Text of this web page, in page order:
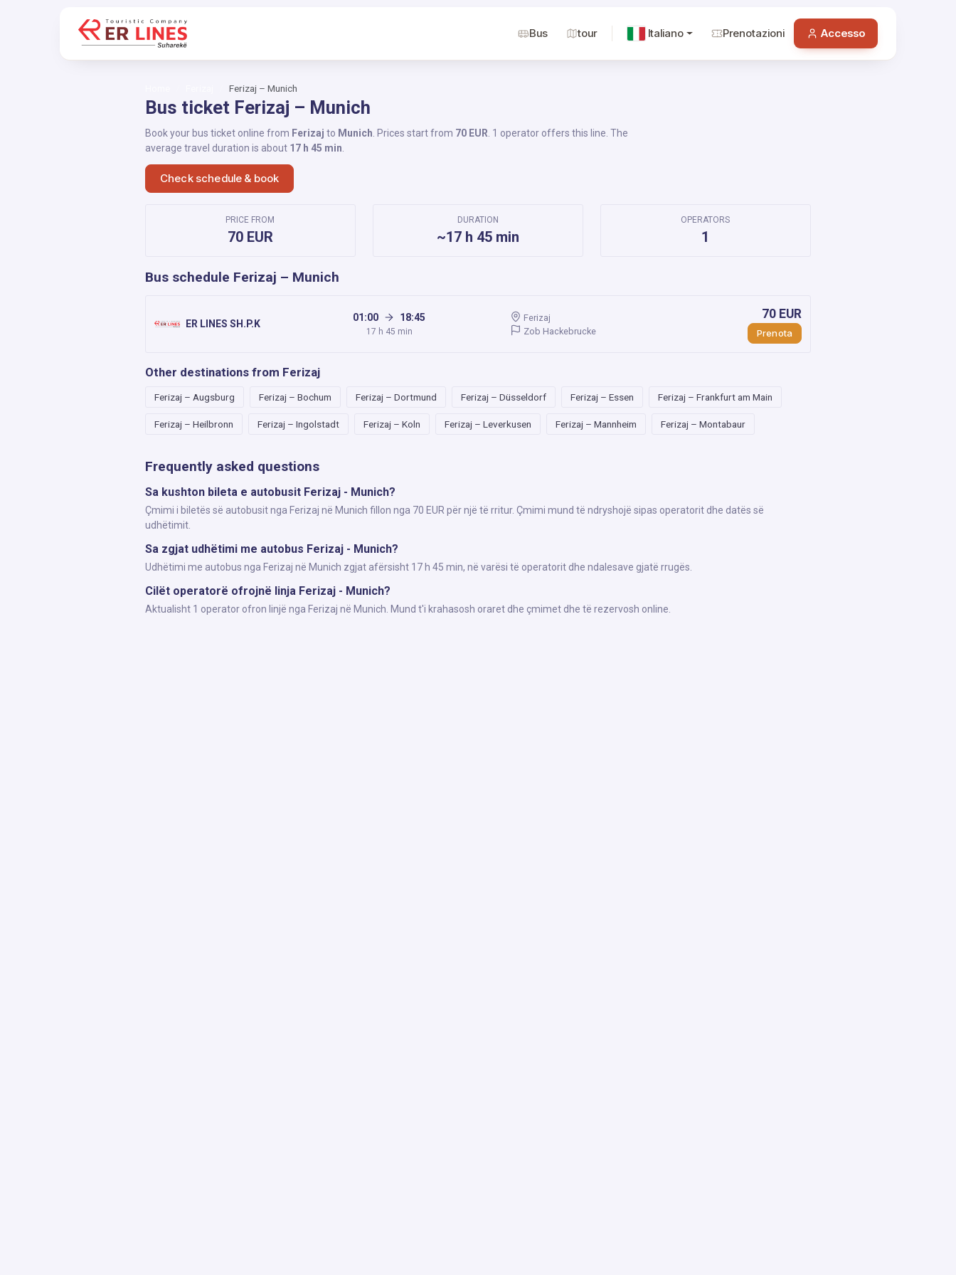
Bus tour Italiano Prenotazioni Accesso
Ferizaj – Munich
Bus ticket Ferizaj – Munich
Book your bus ticket online from Ferizaj to Munich . Prices start from 70 EUR . 1 operator offers this line. The
average travel duration is about 17 h 45 min
Check schedule & book
PRICE FROM
70 EUR
DURATION
~17 h 45 min
OPERATORS
1
Bus schedule Ferizaj – Munich
ER LINES SH.P.K
01:00 18:45
17 h 45 min
Ferizaj
Zob Hackebrucke
70 EUR
Prenota
Other destinations from Ferizaj
Ferizaj – Augsburg Ferizaj – Bochum Ferizaj – Dortmund Ferizaj – Düsseldorf Ferizaj – Essen Ferizaj – Frankfurt am Main
Ferizaj – Heilbronn Ferizaj – Ingolstadt Ferizaj – Koln Ferizaj – Leverkusen Ferizaj – Mannheim Ferizaj – Montabaur
Frequently asked questions
Sa kushton bileta e autobusit Ferizaj - Munich?
Çmimi i biletës së autobusit nga Ferizaj në Munich fillon nga 70 EUR për një të rritur. Çmimi mund të ndryshojë sipas operatorit dhe datës së
udhëtimit.
Sa zgjat udhëtimi me autobus Ferizaj - Munich?
Udhëtimi me autobus nga Ferizaj në Munich zgjat afërsisht 17 h 45 min, në varësi të operatorit dhe ndalesave gjatë rrugës.
Cilët operatorë ofrojnë linja Ferizaj - Munich?
Aktualisht 1 operator ofron linjë nga Ferizaj në Munich. Mund t'i krahasosh oraret dhe çmimet dhe të rezervosh online.